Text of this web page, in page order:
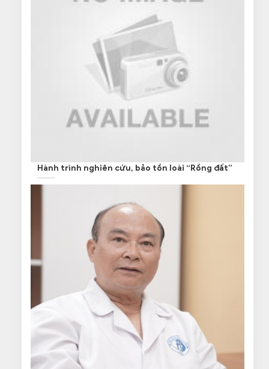
Hành trình nghiên cứu, bảo tồn loài “Rồng đất”